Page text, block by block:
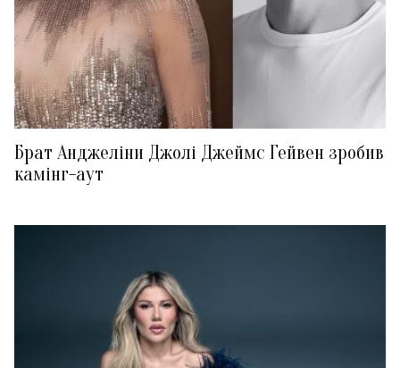
Брат Анджеліни Джолі Джеймс Гейвен зробив
камінг-аут